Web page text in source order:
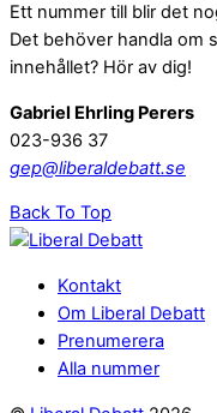
Ett nummer till blir det
Det behöver handla om
innehållet? Hör av dig!
Gabriel Ehrling Perers
023-936 37
gep@liberaldebatt.se
Back To Top
Kontakt
Om Liberal Debatt
Prenumerera
Alla nummer